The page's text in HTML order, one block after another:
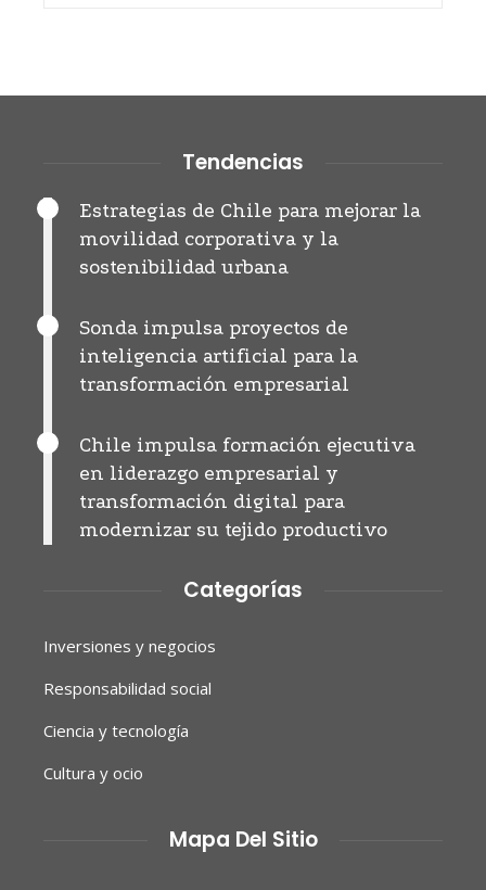
Tendencias
Estrategias de Chile para mejorar la
movilidad corporativa y la
sostenibilidad urbana
Sonda impulsa proyectos de
inteligencia artificial para la
transformación empresarial
Chile impulsa formación ejecutiva
en liderazgo empresarial y
transformación digital para
modernizar su tejido productivo
Categorías
Inversiones y negocios
Responsabilidad social
Ciencia y tecnología
Cultura y ocio
Mapa Del Sitio